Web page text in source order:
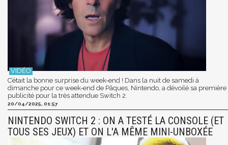
C’était la bonne surprise du week-end ! Dans la nuit de samedi à
dimanche pour ce week-end de Pâques, Nintendo, a dévoilé sa première
publicité pour la très attendue Switch 2.
20/04/2025, 01:57
NINTENDO SWITCH 2 : ON A TESTÉ LA CONSOLE (ET
TOUS SES JEUX) ET ON L'A MÊME MINI-UNBOXÉE